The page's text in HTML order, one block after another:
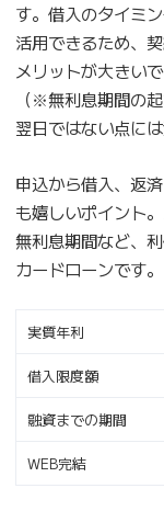
す。借入のタイミ
活用できるため、
メリットが大きいで
（※無利息期間の
翌日ではない点に
申込から借入、返
も嬉しいポイント
無利息期間など、
カードローンです。
実質年利
借入限度額
融資までの期間
WEB完結